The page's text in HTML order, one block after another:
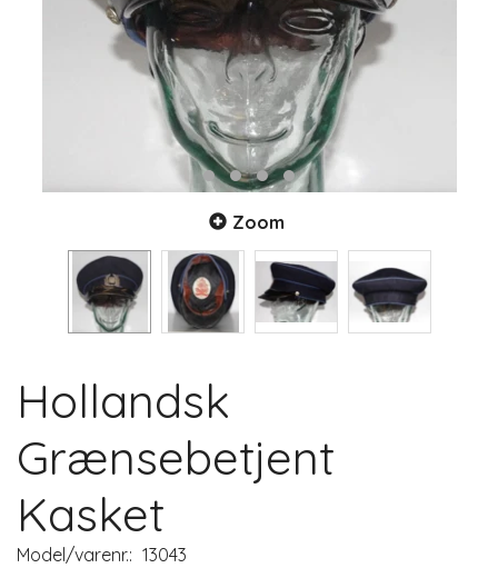
Zoom
Hollandsk
Grænsebetjent
Kasket
Model/varenr.: 13043